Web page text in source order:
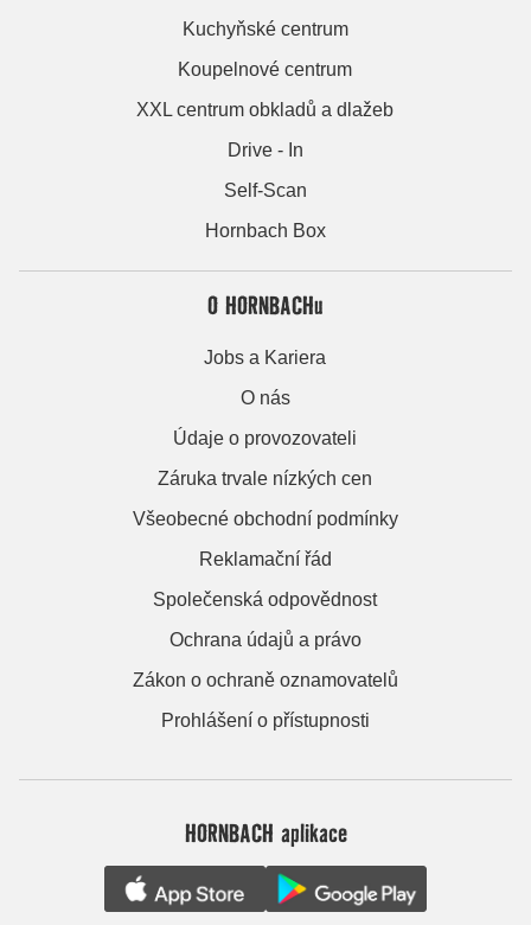
Kuchyňské centrum
Koupelnové centrum
XXL centrum obkladů a dlažeb
Drive - In
Self-Scan
Hornbach Box
O HORNBACHu
Jobs a Kariera
O nás
Údaje o provozovateli
Záruka trvale nízkých cen
Všeobecné obchodní podmínky
Reklamační řád
Společenská odpovědnost
Ochrana údajů a právo
Zákon o ochraně oznamovatelů
Prohlášení o přístupnosti
HORNBACH aplikace